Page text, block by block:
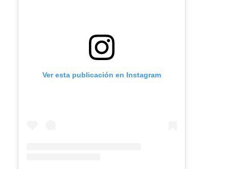
Ver esta publicación en Instagram